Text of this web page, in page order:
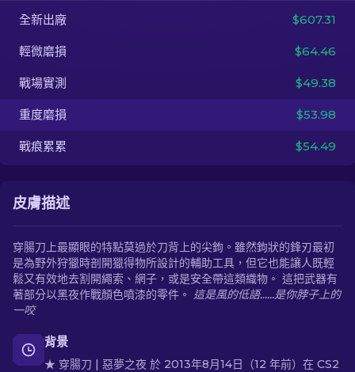
武器箱
其他
ZH-TW
全新出廠 $607.31
輕微磨損 $64.46
戰場實測 $49.38
重度磨損 $53.98
戰痕累累 $54.49
皮膚描述
穿腸刀上最顯眼的特點莫過於刀背上的尖鉤。雖然鉤狀的鋒刃最初
是為野外狩獵時剖開獵得物所設計的輔助工具，但它也能讓人既輕
鬆又有效地去割開繩索、網子，或是安全帶這類織物。 這把武器有
著部分以黑夜作戰顏色噴漆的零件。 這是風的低語......是你脖子上的
一咬
背景
★ 穿腸刀 | 惡夢之夜 於 2013年8月14日（12 年前）在 CS2